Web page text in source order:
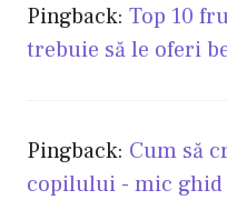
Pingback: Top 10
trebuie să le oferi
Pingback: Cum să
copilului - mic ghid